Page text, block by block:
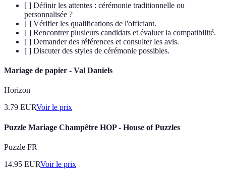
[ ] Définir les attentes : cérémonie traditionnelle ou
personnalisée ?
[ ] Vérifier les qualifications de l'officiant.
[ ] Rencontrer plusieurs candidats et évaluer la compatibilité.
[ ] Demander des références et consulter les avis.
[ ] Discuter des styles de cérémonie possibles.
Mariage de papier - Val Daniels
Horizon
3.79 EURVoir le prix
Puzzle Mariage Champêtre HOP - House of Puzzles
Puzzle FR
14.95 EURVoir le prix